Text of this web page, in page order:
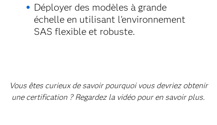
Déployer des modèles à grande
échelle en utilisant l'environnement
SAS flexible et robuste.
Vous êtes curieux de savoir pourquoi vous devriez obtenir
une certification ? Regardez la vidéo pour en savoir plus.